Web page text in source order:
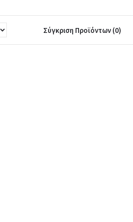
Σύγκριση Προϊόντων (0)
για
15IKB